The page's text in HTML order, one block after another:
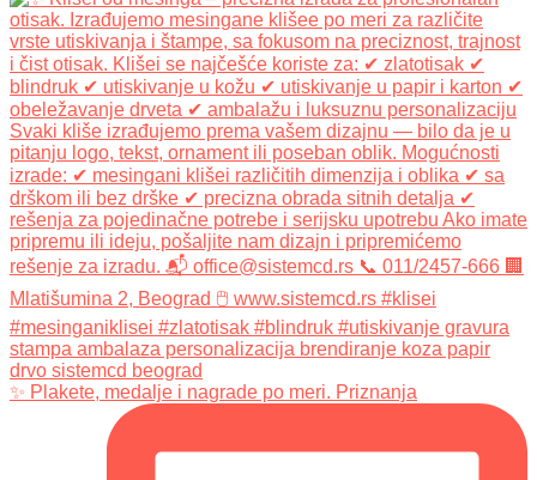
✨ Plakete, medalje i nagrade po meri. Priznanja